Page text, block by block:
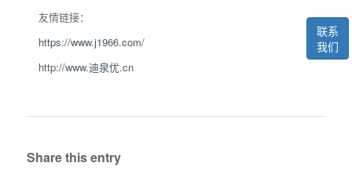
联系
我们
友情链接：
https://www.j1966.com/
http://www.迪泉优.cn
Share this entry